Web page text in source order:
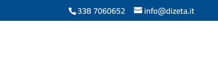
338 7060652 info@dizeta.it